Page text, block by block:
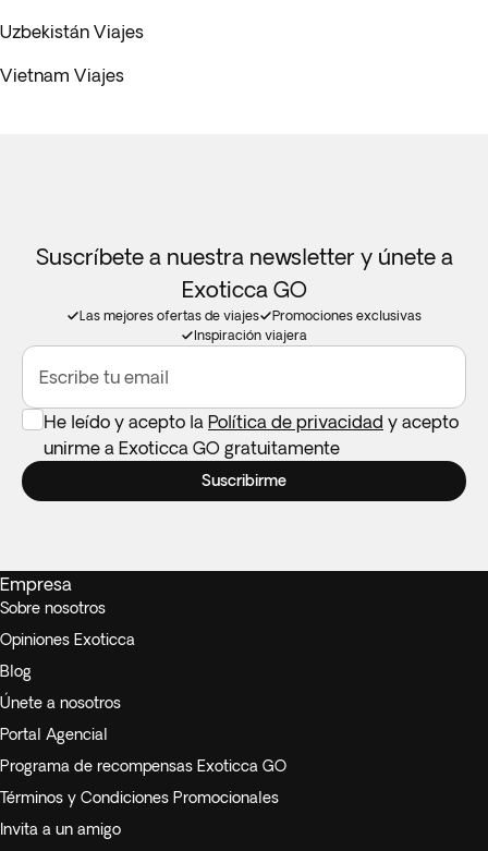
Uzbekistán Viajes
Vietnam Viajes
Suscríbete a nuestra newsletter y únete a
Exoticca GO
Las mejores ofertas de viajes
Promociones exclusivas
Inspiración viajera
Escribe tu email
He leído y acepto la Política de privacidad y acepto
unirme a Exoticca GO gratuitamente
Suscribirme
Empresa
Sobre nosotros
Opiniones Exoticca
Blog
Únete a nosotros
Portal Agencial
Programa de recompensas Exoticca GO
Términos y Condiciones Promocionales
Invita a un amigo